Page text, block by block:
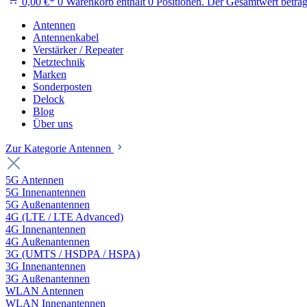
Antennen
Antennenkabel
Verstärker / Repeater
Netztechnik
Marken
Sonderposten
Delock
Blog
Über uns
Zur Kategorie Antennen
5G Antennen
5G Innenantennen
5G Außenantennen
4G (LTE / LTE Advanced)
4G Innenantennen
4G Außenantennen
3G (UMTS / HSDPA / HSPA)
3G Innenantennen
3G Außenantennen
WLAN Antennen
WLAN Innenantennen